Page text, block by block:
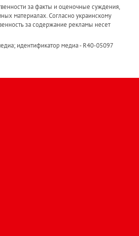
за факты и оценочные суждения,
материалах. Согласно украинскому
за содержание рекламы несет
идентификатор медиа - R40-05097